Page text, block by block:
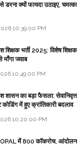
डरना क्यों फायदा उठाइए,
10:39:00 PM
शिक्षक भर्ती 2025: विशेष शिक्षक
जवाब
10:49:00 PM
शासन का बड़ा फैसला: सेवानिवृत्त
में हुए क्रांतिकारी बदलाव
10:20:00 PM
में 800 कॉकरोच, आंदोलन